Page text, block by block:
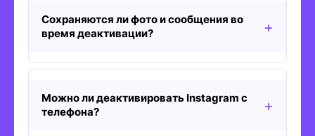
Сохраняются ли фото и сообщения во
время деактивации?
Можно ли деактивировать Instagram с
телефона?